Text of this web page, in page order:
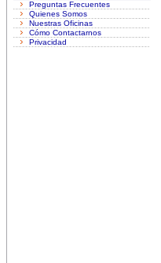
Preguntas Frecuentes
Quienes Somos
Nuestras Oficinas
Cómo Contactarnos
Privacidad